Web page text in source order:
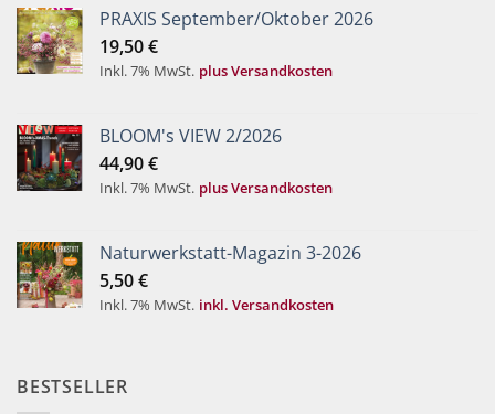
PRAXIS September/Oktober 2026
19,50€
Inkl. 7% MwSt. plus Versandkosten
BLOOM's VIEW 2/2026
44,90€
Inkl. 7% MwSt. plus Versandkosten
Naturwerkstatt-Magazin 3-2026
5,50€
Inkl. 7% MwSt. inkl. Versandkosten
BESTSELLER